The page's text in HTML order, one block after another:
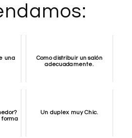
una
Como distribuir un salón
adecuadamente.
forma
Un duplex muy Chic.